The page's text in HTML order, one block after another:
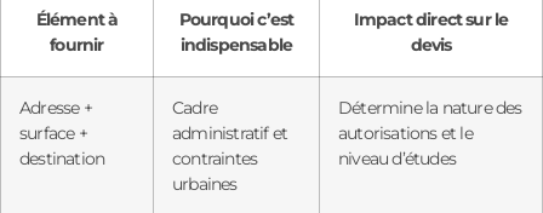
Élément à
fournir
Pourquoi c’est
indispensable
Impact direct sur le
devis
Adresse +
surface +
destination
Cadre
administratif et
contraintes
urbaines
Détermine la nature des
autorisations et le
niveau d’études